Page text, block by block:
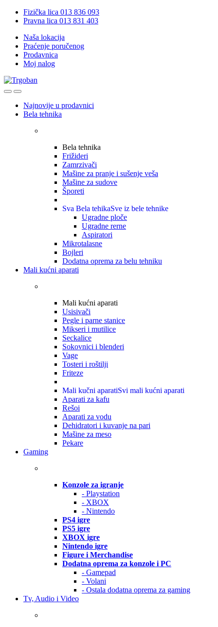
Skip
Skip
Fizička lica 013 836 093
Pravna lica 013 831 403
Naša lokacija
Praćenje poručenog
Prodavnica
Moj nalog
OpenClose
Najnovije u prodavnici
Bela tehnika
Bela tehnika
Frižideri
Zamrzivači
Mašine za pranje i sušenje veša
Mašine za sudove
Šporeti
Sva Bela tehikaSve iz bele tehnike
Ugradne ploče
Ugradne rerne
Aspiratori
Mikrotalasne
Bojleri
Dodatna oprema za belu tehniku
Mali kućni aparati
Mali kućni aparati
Usisivači
Pegle i parne stanice
Mikseri i mutilice
Seckalice
Sokovnici i blenderi
Vage
Tosteri i roštilji
Friteze
Mali kučni aparatiSvi mali kućni aparati
Aparati za kafu
Rešoi
Aparati za vodu
Dehidratori i kuvanje na pari
Mašine za meso
Pekare
Gaming
Konzole za igranje
- Playstation
- XBOX
- Nintendo
PS4 igre
PS5 igre
XBOX igre
Nintendo igre
Figure i Merchandise
Dodatna oprema za konzole i PC
- Gamepad
- Volani
- Ostala dodatna oprema za gaming
Tv, Audio i Video